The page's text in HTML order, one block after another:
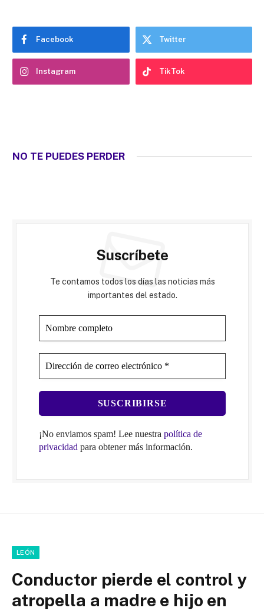
Facebook Twitter
Instagram TikTok
NO TE PUEDES PERDER
Suscríbete
Te contamos todos los días las noticias más
importantes del estado.
¡No enviamos spam! Lee nuestra política de
privacidad para obtener más información.
LEÓN
Conductor pierde el control y
atropella a madre e hijo en